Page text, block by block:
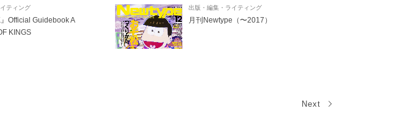
ティング
Official Guidebook A
KINGS
出版・編集・ライティング
月刊Newtype（〜2017）
Next